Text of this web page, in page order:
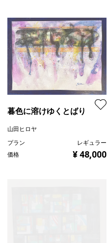
暮色に溶けゆくとばり
山田ヒロヤ
プラン
レギュラー
価格
¥ 48,000